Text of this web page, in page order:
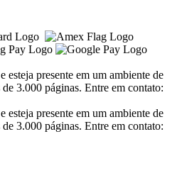
presente em um ambiente de
3.000 páginas. Entre em contato:
presente em um ambiente de
3.000 páginas. Entre em contato: